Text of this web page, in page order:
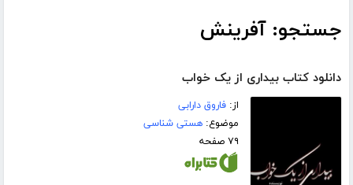
جستجو: آفرینش
دانلود کتاب بیداری از یک خواب
از:فاروق دارابی
موضوع:هستی شناسی
۷۹ صفحه